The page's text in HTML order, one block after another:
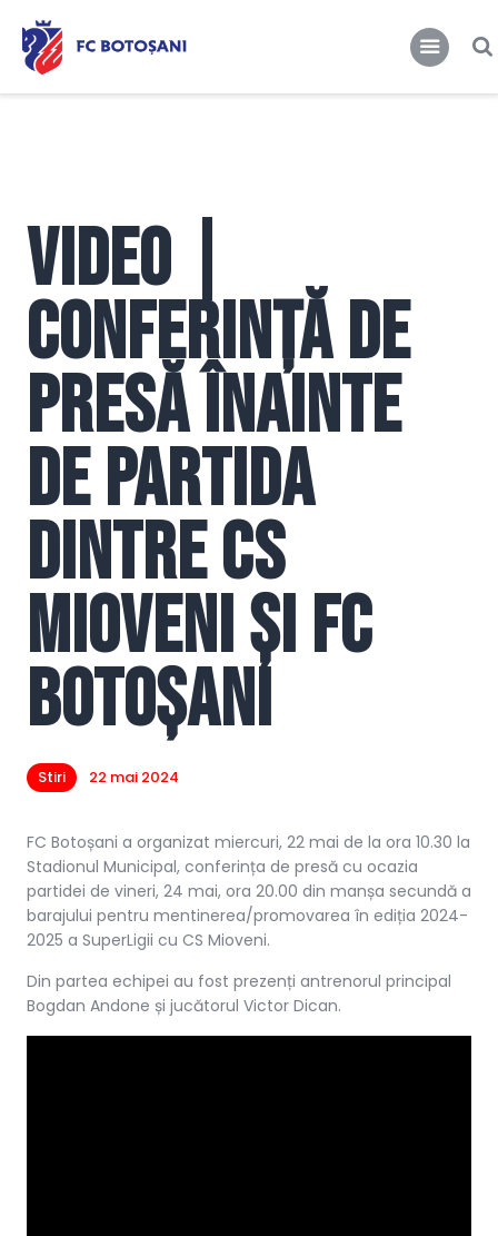
Club
Stiri
FCBT TV
Video |
Conferință de
presă înainte
de partida
dintre CS
Mioveni și FC
Botoșani
Stiri 22 mai 2024
FC Botoșani a organizat miercuri, 22 mai de la ora 10.30 la
Stadionul Municipal, conferința de presă cu ocazia
partidei de vineri, 24 mai, ora 20.00 din manșa secundă a
barajului pentru mentinerea/promovarea în ediția 2024-
2025 a SuperLigii cu CS Mioveni.
Din partea echipei au fost prezenți antrenorul principal
Bogdan Andone și jucătorul Victor Dican.